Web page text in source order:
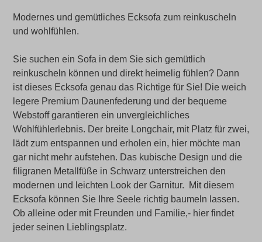
Modernes und gemütliches Ecksofa zum reinkuscheln
und wohlfühlen.
Sie suchen ein Sofa in dem Sie sich gemütlich
reinkuscheln können und direkt heimelig fühlen? Dann
ist dieses Ecksofa genau das Richtige für Sie! Die weich
legere Premium Daunenfederung und der bequeme
Webstoff garantieren ein unvergleichliches
Wohlfühlerlebnis. Der breite Longchair, mit Platz für zwei,
lädt zum entspannen und erholen ein, hier möchte man
gar nicht mehr aufstehen. Das kubische Design und die
filigranen Metallfüße in Schwarz unterstreichen den
modernen und leichten Look der Garnitur. Mit diesem
Ecksofa können Sie Ihre Seele richtig baumeln lassen.
Ob alleine oder mit Freunden und Familie,- hier findet
jeder seinen Lieblingsplatz.